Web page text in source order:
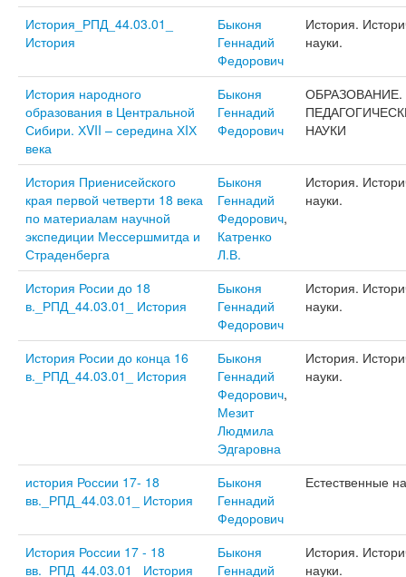
История_РПД_44.03.01_
История
Быконя
Геннадий
Федорович
История.
науки.
История народного
образования в Центральной
Сибири. ХVII – середина ХIХ
века
Быконя
Геннадий
Федорович
ОБРАЗОВАНИЕ.
НАУКИ
История Приенисейского
края первой четверти 18 века
по материалам научной
экспедиции Мессершмитда и
Страденберга
Быконя
Геннадий
Федорович,
Катренко
Л.В.
История.
науки.
История Росии до 18
в._РПД_44.03.01_ История
Быконя
Геннадий
Федорович
История.
науки.
История Росии до конца 16
в._РПД_44.03.01_ История
Быконя
Геннадий
Федорович,
Мезит
Людмила
Эдгаровна
История.
науки.
история России 17- 18
вв._РПД_44.03.01_ История
Быконя
Геннадий
Федорович
Естественные
История России 17 - 18
вв._РПД_44.03.01_ История
Быконя
Геннадий
История.
науки.